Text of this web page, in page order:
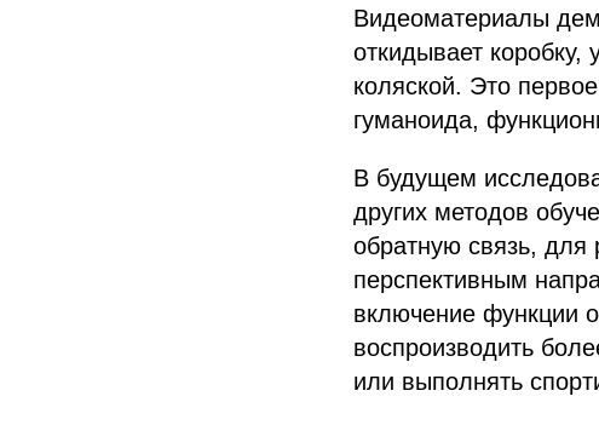
Видеоматериалы
откидывает коробку,
коляской. Это
гуманоида,
В будущем
других методов
обратную связь,
перспективным
включение функции
воспроизводить
или выполнять
© 2015-2026 НАУРР. Все права защищены. При использовании материалов ссылка на